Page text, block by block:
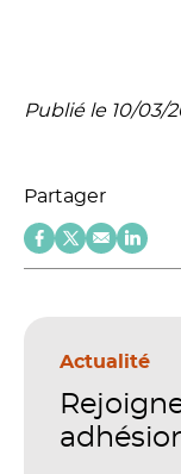
Publié le 10/03/
Partager
Actualité